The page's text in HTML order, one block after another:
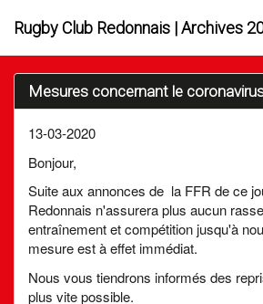
Rugby Club Redonnais | Archives
Mesures concernant le
13-03-2020
Bonjour,
Suite aux annonces de la FFR de ce
Redonnais n'assurera plus aucun
entraînement et compétition jusqu'à
mesure est à effet immédiat.
Nous vous tiendrons informés des
plus vite possible.